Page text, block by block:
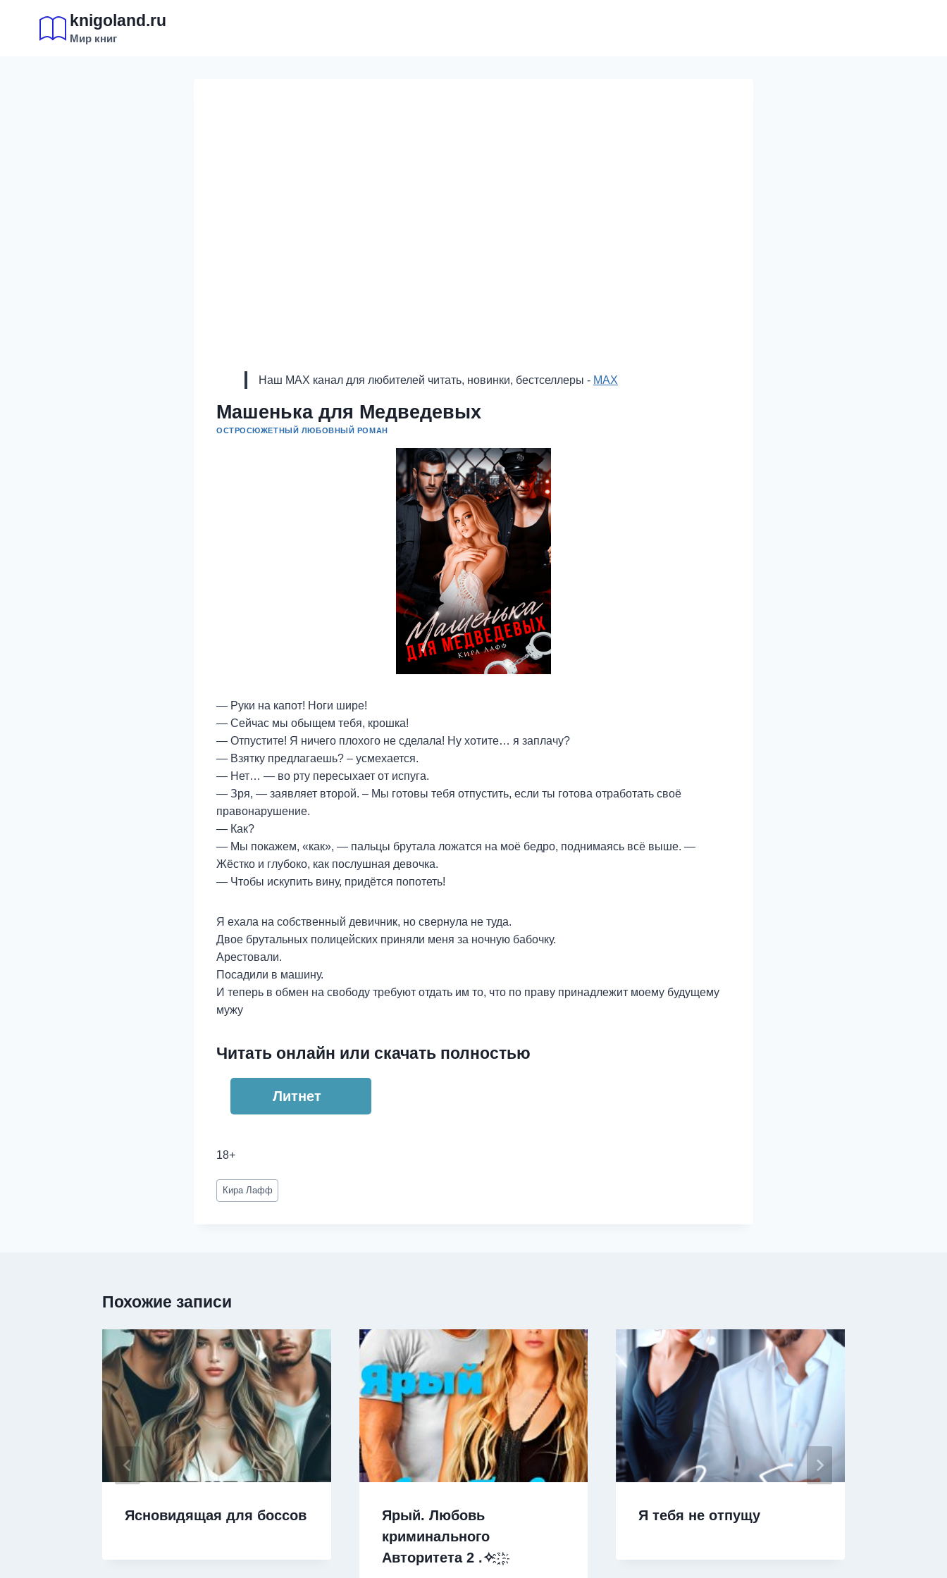
содержимому
knigoland.ru
Мир книг
Наш MAX канал для любителей читать, новинки, бестселлеры - MAX
Машенька для Медведевых
ОСТРОСЮЖЕТНЫЙ ЛЮБОВНЫЙ РОМАН
— Руки на капот! Ноги шире!
— Сейчас мы обыщем тебя, крошка!
— Отпустите! Я ничего плохого не сделала! Ну хотите… я заплачу?
— Взятку предлагаешь? – усмехается.
— Нет… — во рту пересыхает от испуга.
— Зря, — заявляет второй. – Мы готовы тебя отпустить, если ты готова отработать своё
правонарушение.
— Как?
— Мы покажем, «как», — пальцы брутала ложатся на моё бедро, поднимаясь всё выше. —
Жёстко и глубоко, как послушная девочка.
— Чтобы искупить вину, придётся попотеть!
Я ехала на собственный девичник, но свернула не туда.
Двое брутальных полицейских приняли меня за ночную бабочку.
Арестовали.
Посадили в машину.
И теперь в обмен на свободу требуют отдать им то, что по праву принадлежит моему будущему
мужу
Читать онлайн или скачать полностью
Литнет
18+
Метки
записи:
Кира Лафф
Похожие записи
Ясновидящая для боссов
Ярый. Любовь
криминального
Авторитета 2 .✧ ҈ ҉
Я тебя не отпущу